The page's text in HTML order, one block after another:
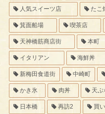
人気スイーツ店 たこ
箕面船場 喫茶店
天神橋筋商店街 本町
イタリアン 海鮮丼
新梅田食道街 中崎町
かき氷 肉丼 天ぷ
日本橋 再訪2 買